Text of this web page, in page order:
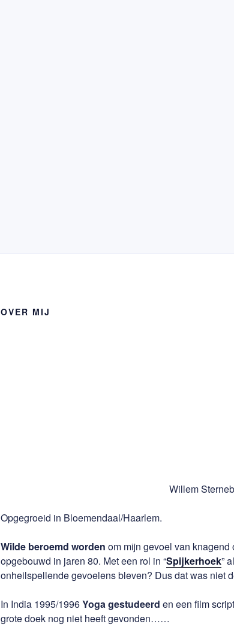
OVER MIJ
Willem
Opgegroeid in Bloemendaal/Haarlem.
Wilde beroemd worden om mijn gevoel van
opgebouwd in jaren 80. Met een rol in “Spijkerhoek”
onheilspellende gevoelens bleven? Dus dat was niet
In India 1995/1996Yoga gestudeerd en een film
grote doek nog niet heeft gevonden……